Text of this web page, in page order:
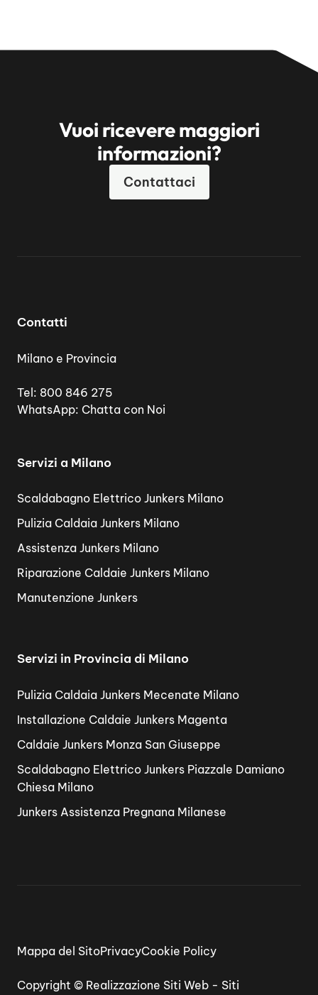
Vuoi ricevere maggiori
informazioni?
Contattaci
Contatti
Milano e Provincia
Tel: 800 846 275
WhatsApp: Chatta con Noi
Servizi a Milano
Scaldabagno Elettrico Junkers Milano
Pulizia Caldaia Junkers Milano
Assistenza Junkers Milano
Riparazione Caldaie Junkers Milano
Manutenzione Junkers
Servizi in Provincia di Milano
Pulizia Caldaia Junkers Mecenate Milano
Installazione Caldaie Junkers Magenta
Caldaie Junkers Monza San Giuseppe
Scaldabagno Elettrico Junkers Piazzale Damiano
Chiesa Milano
Junkers Assistenza Pregnana Milanese
Copyright © Realizzazione Siti Web - Siti
Mappa del SitoPrivacyCookie Policy